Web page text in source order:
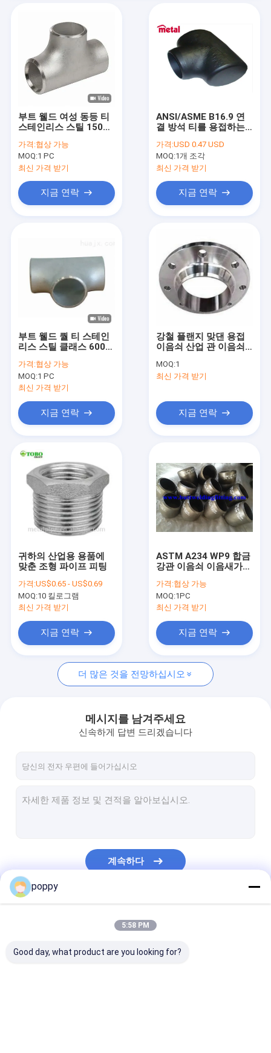
제품
우리에 대하여
공장 여행
뉴스
인용문을 요구하세요
엉덩이 용접 피팅
스테인레스 스틸 티
스테인리스 감속 기
위조된 파이프 피팅
스테인레스 강은 완벽한 파이프
부트 웰드 여성 동등 티
스테인리스 스틸 1500
프 픽팅 Ss304/316
가격:협상 가능
MOQ:1 PC
최신 가격 받기
지금 연락
ANSI/ASME B16.9 연
결 방석 티를 용접하는
가격:USD 0.47 USD
MOQ:1개 조각
최신 가격 받기
지금 연락
부트 웰드 퀄 티 스테인
리스 스틸 클래스 600
Ss304/316
가격:협상 가능
MOQ:1 PC
최신 가격 받기
지금 연락
강철 플랜지 맞댄 용접
이음쇠 산업 관 이음쇠
MOQ:1
최신 가격 받기
지금 연락
귀하의 산업용 용품에
맞춘 조형 파이프 피팅
가격:US$0.65 - US$0.69
MOQ:10 킬로그램
최신 가격 받기
지금 연락
ASTM A234 WP9 합금
강관 이음쇠 이음새가
SGS/BV/아
BS/LR/TUV/DNV/BIS/API
가격:협상 가능
MOQ:1PC
최신 가격 받기
지금 연락
더 많은 것을 전망하십시오
메시지를 남겨주세요
신속하게 답변 드리겠습니다
계속하다
poppy
5:58 PM
Good day, what product are you looking for?